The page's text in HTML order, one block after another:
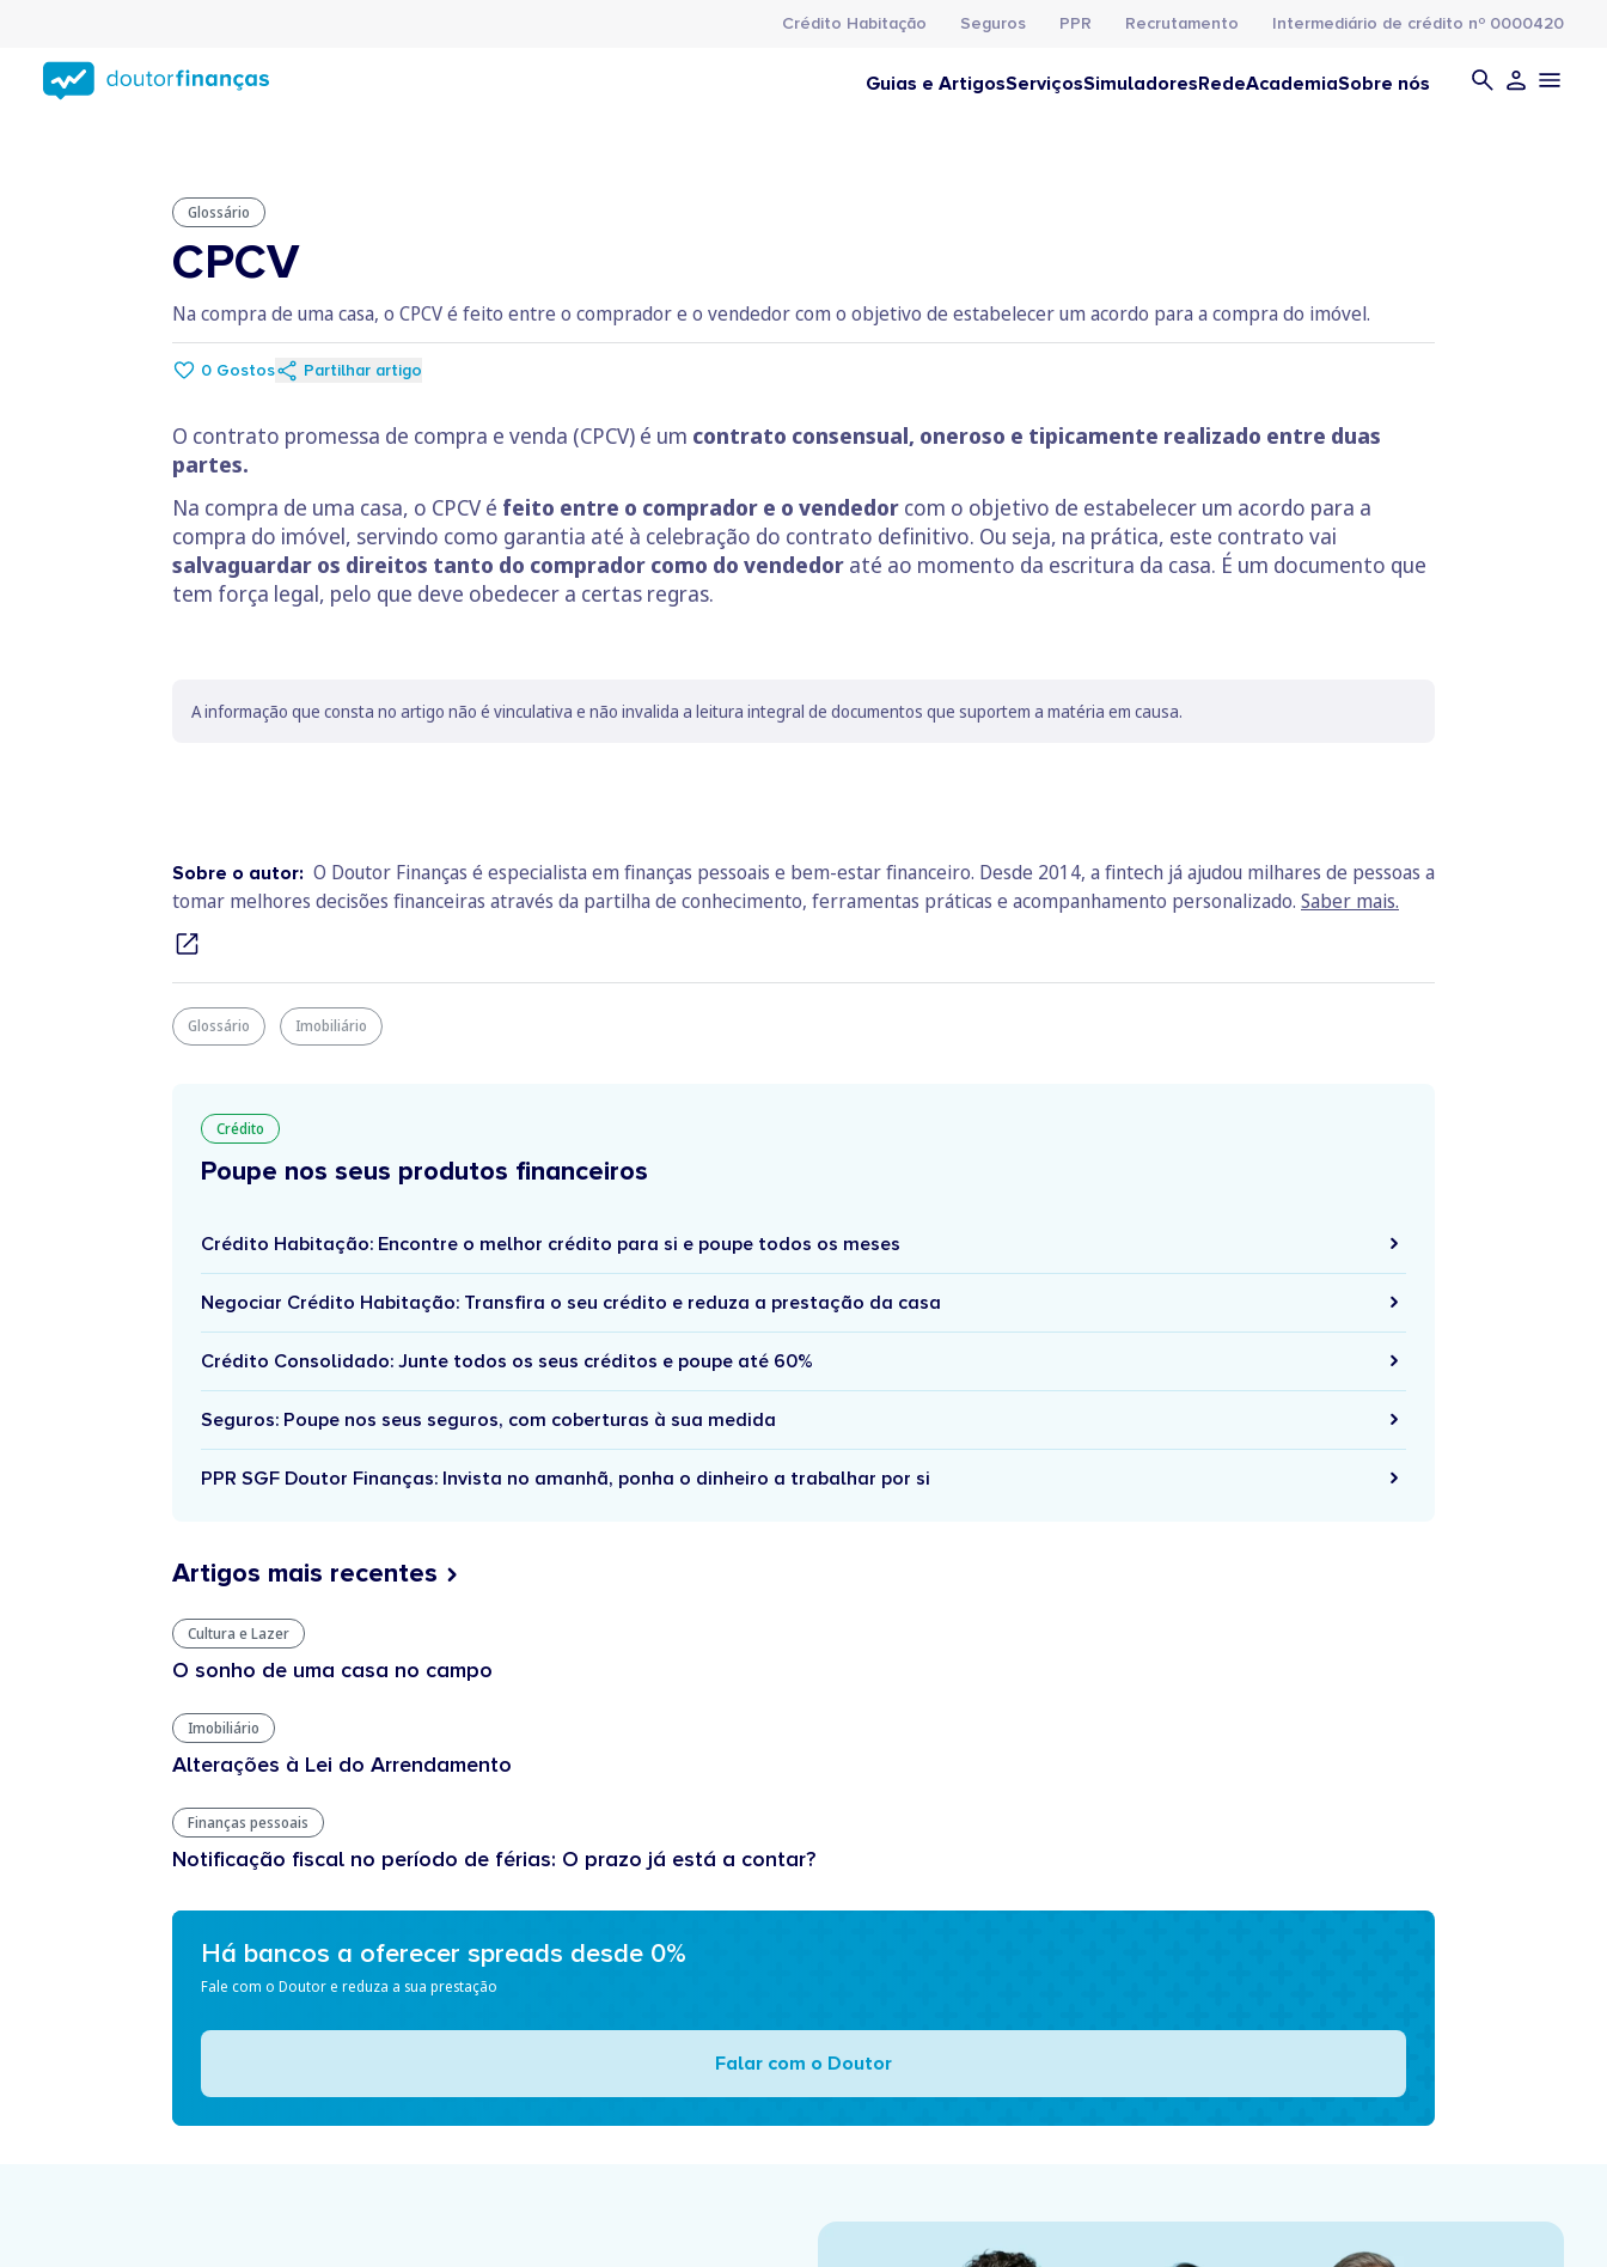
conteúdo
principal
Crédito Habitação Seguros PPR Recrutamento Intermediário de crédito nº 0000420
Guias e ArtigosServiçosSimuladoresRedeAcademiaSobre nós
Glossário
CPCV
Na compra de uma casa, o CPCV é feito entre o comprador e o vendedor com o objetivo de estabelecer um acordo para a compra do imóvel.
0 Gostos Partilhar artigo
O contrato promessa de compra e venda (CPCV) é um contrato consensual, oneroso e tipicamente realizado entre duas
partes.
Na compra de uma casa, o CPCV é feito entre o comprador e o vendedor com o objetivo de estabelecer um acordo para a
compra do imóvel, servindo como garantia até à celebração do contrato definitivo. Ou seja, na prática, este contrato vai
salvaguardar os direitos tanto do comprador como do vendedor até ao momento da escritura da casa. É um documento que
tem força legal, pelo que deve obedecer a certas regras.
A informação que consta no artigo não é vinculativa e não invalida a leitura integral de documentos que suportem a matéria em causa.
Sobre o autor: O Doutor Finanças é especialista em finanças pessoais e bem‑estar financeiro. Desde 2014, a fintech já ajudou milhares de pessoas a
tomar melhores decisões financeiras através da partilha de conhecimento, ferramentas práticas e acompanhamento personalizado. Saber mais.
Glossário Imobiliário
Crédito
Poupe nos seus produtos financeiros
Crédito Habitação: Encontre o melhor crédito para si e poupe todos os meses
Negociar Crédito Habitação: Transfira o seu crédito e reduza a prestação da casa
Crédito Consolidado: Junte todos os seus créditos e poupe até 60%
Seguros: Poupe nos seus seguros, com coberturas à sua medida
PPR SGF Doutor Finanças: Invista no amanhã, ponha o dinheiro a trabalhar por si
Artigos mais recentes
Cultura e Lazer
O sonho de uma casa no campo
Imobiliário
Alterações à Lei do Arrendamento
Finanças pessoais
Notificação fiscal no período de férias: O prazo já está a contar?
Há bancos a oferecer spreads desde 0%
Fale com o Doutor e reduza a sua prestação
Falar com o Doutor